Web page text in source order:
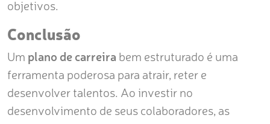
objetivos.
Conclusão
Um plano de carreira bem estruturado é uma
ferramenta poderosa para atrair, reter e
desenvolver talentos. Ao investir no
desenvolvimento de seus colaboradores, as